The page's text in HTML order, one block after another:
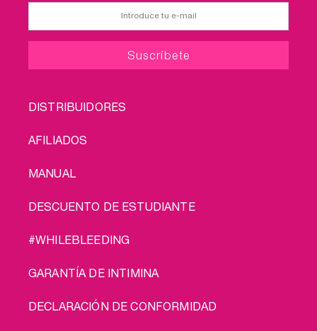
FOOTER
DISTRIBUIDORES
AFILIADOS
MANUAL
DESCUENTO DE ESTUDIANTE
#WHILEBLEEDING
GARANTÍA DE INTIMINA
DECLARACIÓN DE CONFORMIDAD